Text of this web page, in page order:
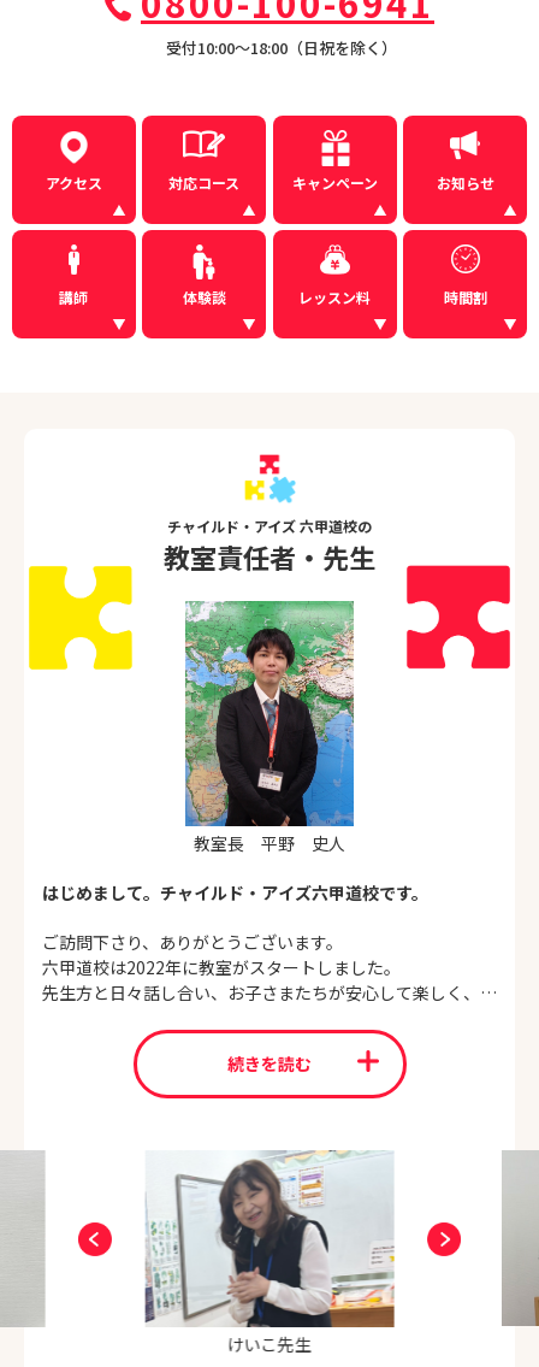
受付10:00〜18:00（日祝を除く）
アクセス 対応コース キャンペーン お知らせ
講師 体験談 レッスン料 時間割
チャイルド・アイズ 六甲道校の
教室責任者・先生
教室長 平野 史人
はじめまして。チャイルド・アイズ六甲道校です。
ご訪問下さり、ありがとうございます。
六甲道校は2022年に教室がスタートしました。
先生方と日々話し合い、お子さまたちが安心して楽しく、そ
生徒のみなさんとともに日々成長していっている、そんなお
お蔭さまでお問い合わせも増え、今では活気のある明るい場
て成長が最も養われる幼児期の「今」だからこそ、どうか少
しでも早くたくさんの経験を身につけられる場所をお子さま
に与えてみて下さい。
講師一同、お一人お一人のお子さまの成長を見守りながら、
楽しい授業をご提供できますことを楽しみにお待ちしており
続きを読む
けいこ先生